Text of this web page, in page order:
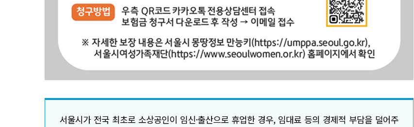
서울시가 전국 최초로 소상공인이 임신·출산으로 휴업한 경우, 임대료 등의 경제적 부담을 덜어주